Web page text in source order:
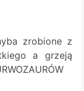
zrobione z
a grzeją